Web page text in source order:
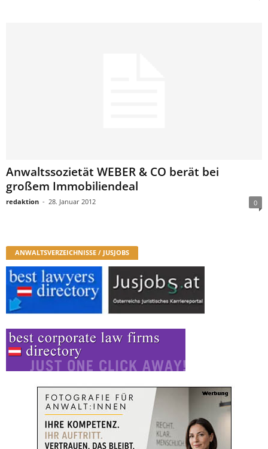
Anwaltssozietät WEBER & CO berät bei
großem Immobiliendeal
redaktion - 28. Januar 2012 0
ANWALTSVERZEICHNISSE / JUSJOBS